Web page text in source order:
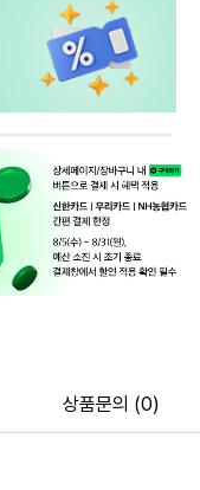
상품문의 (0)